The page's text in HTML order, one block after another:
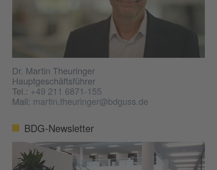
Dr. Martin Theuringer
Hauptgeschäftsführer
Tel.:+49 211 6871-155
Mail: martin.theuringer@bdguss.de
BDG-Newsletter